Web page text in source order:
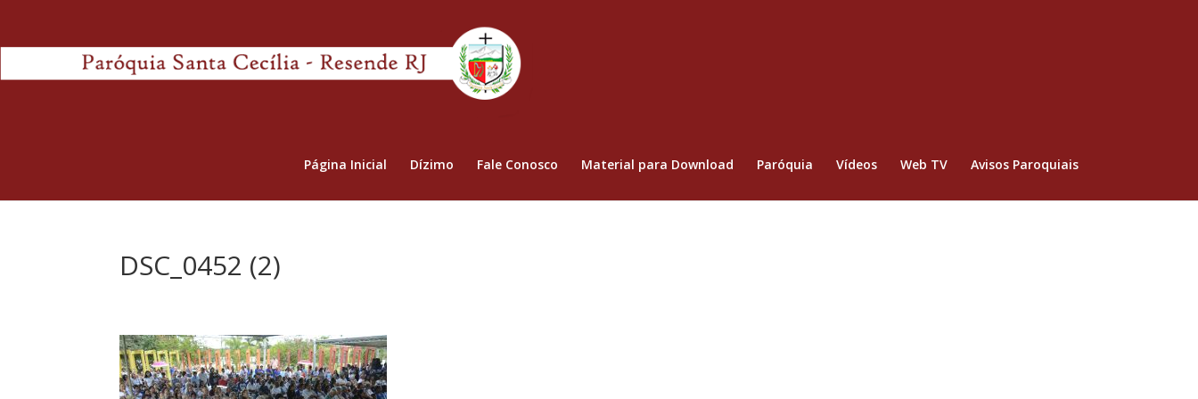
Página Inicial Dízimo Fale Conosco Material para Download Paróquia Vídeos Web TV Avisos Paroquiais
DSC_0452 (2)